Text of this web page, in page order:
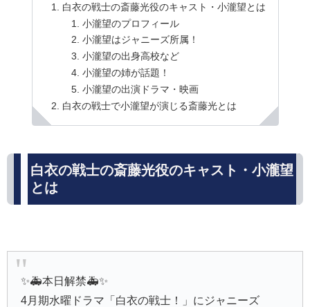
白衣の戦士の斎藤光役のキャスト・小瀧望とは
小瀧望のプロフィール
小瀧望はジャニーズ所属！
小瀧望の出身高校など
小瀧望の姉が話題！
小瀧望の出演ドラマ・映画
白衣の戦士で小瀧望が演じる斎藤光とは
白衣の戦士の斎藤光役のキャスト・小瀧望
とは
✨🚑本日解禁🚑✨
4月期水曜ドラマ「白衣の戦士！」にジャニーズ